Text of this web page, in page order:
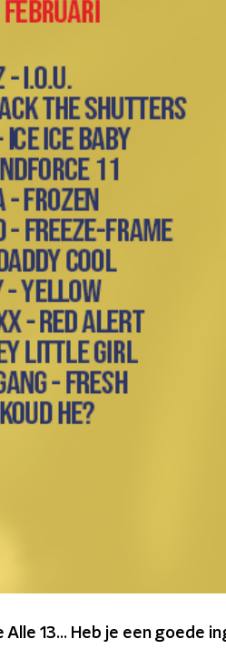
13... Heb je een goede